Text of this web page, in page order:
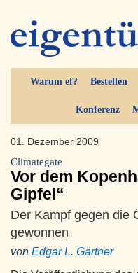
Warum ef? Bestellen
Konferenz
01. Dezember 2009
Climategate
Vor dem
Gipfel“
Der Kampf gegen die
gewonnen
von Edgar L. Gärtner